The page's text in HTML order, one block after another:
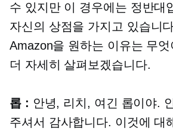
수 있지만 이 경우에는 정반대
자신의 상점을 가지고 있습니
Amazon을 원하는 이유는 무
더 자세히 살펴보겠습니다.
롭 : 안녕, 리치, 여긴 롭이야.
주셔서 감사합니다. 이것에 대